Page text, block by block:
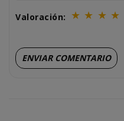
Valoración: ★ ★ ★ ★